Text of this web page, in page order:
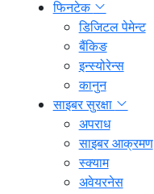
फिनटेक
डिजिटल पेमेन्ट
बैंकिङ
इन्स्योरेन्स
कानुन
साइबर सुरक्षा
अपराध
साइबर आक्रमण
स्क्याम
अवेयरनेस